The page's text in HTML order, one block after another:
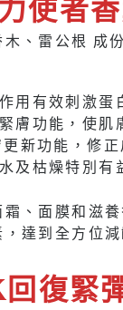
、雷公根 成
用有效刺激
膚功能，使肌
新功能，修
及枯燥特別有
、面膜和滋
達到全方位
復緊